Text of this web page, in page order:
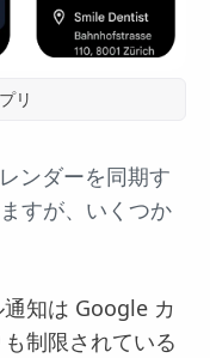
リ
ンダーを同期す
すが、いくつか
知は Google カ
制限されている